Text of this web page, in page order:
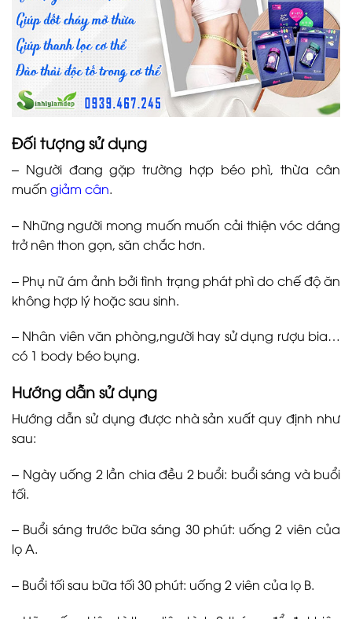
Đối tượng sử dụng
– Người đang gặp trường hợp béo phì, thừa cân
muốn giảm cân.
– Những người mong muốn muốn cải thiện vóc dáng
trở nên thon gọn, săn chắc hơn.
– Phụ nữ ám ảnh bởi tình trạng phát phì do chế độ ăn
không hợp lý hoặc sau sinh.
– Nhân viên văn phòng,người hay sử dụng rượu bia…
có 1 body béo bụng.
Hướng dẫn sử dụng
Hướng dẫn sử dụng được nhà sản xuất quy định như
sau:
– Ngày uống 2 lần chia đều 2 buổi: buổi sáng và buổi
tối.
– Buổi sáng trước bữa sáng 30 phút: uống 2 viên của
lọ A.
– Buổi tối sau bữa tối 30 phút: uống 2 viên của lọ B.